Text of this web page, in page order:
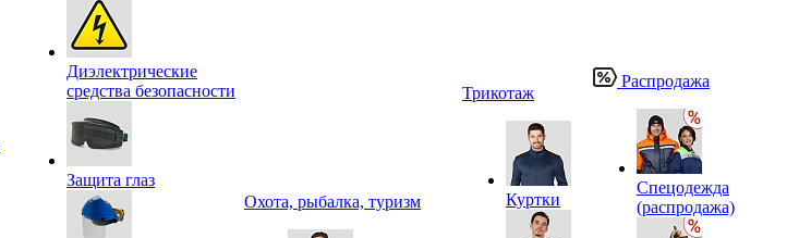
Диэлектрические
средства безопасности
Защита глаз
Охота, рыбалка, туризм
Трикотаж
Куртки
Распродажа
Спецодежда
(распродажа)